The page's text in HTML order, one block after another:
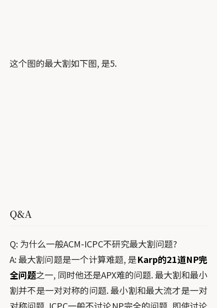
这个图的最大割如下图, 是5.
Q&A
Q: 为什么一般ACM-ICPC不研究最大割问题?
A: 最大割问题是一个计算难题, 是Karp的21道NP完
全问题之一, 同时他还是APX难的问题. 最大割和最小
割并不是一对对称的问题. 最小割和最大流才是一对